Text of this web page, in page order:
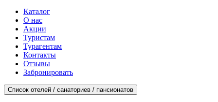
Каталог
О нас
Акции
Туристам
Турагентам
Контакты
Отзывы
Забронировать
Список отелей / санаториев / пансионатов